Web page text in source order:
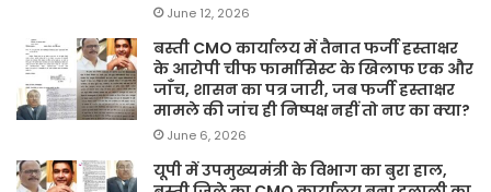
June 12, 2026
बस्ती CMO कार्यालय में तैनात फर्जी हस्ताक्षर
के आरोपी चीफ फार्मासिस्ट के खिलाफ एक और
जाँच, शासन का पत्र जारी, जब फर्जी हस्ताक्षर
मामले की जांच ही निष्पक्ष नहीं तो नए का क्या?
June 6, 2026
यूपी में उपमुख्यमंत्री के विभाग का बुरा हाल,